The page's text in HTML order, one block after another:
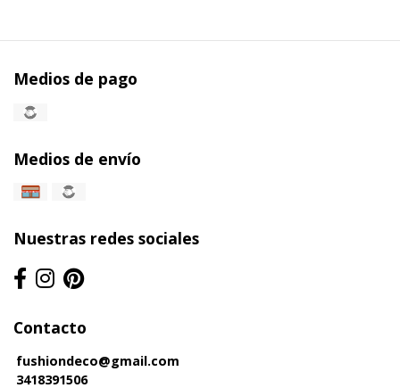
Medios de pago
Medios de envío
Nuestras redes sociales
Contacto
fushiondeco@gmail.com
3418391506